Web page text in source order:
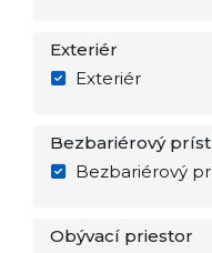
Exteriér
Exteriér
Bezbariérový
Bezbariérový
Obývací priestor